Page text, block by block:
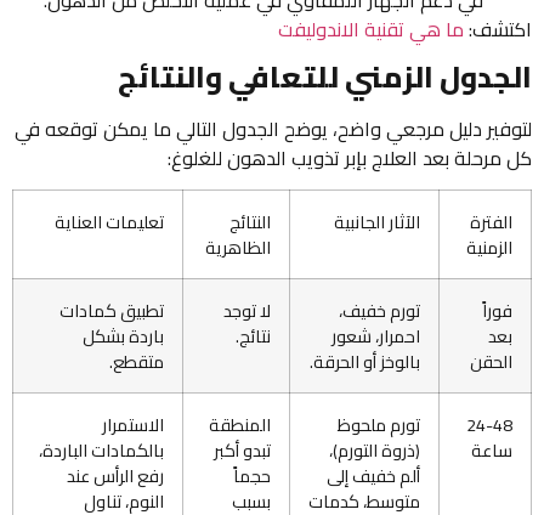
اكتشف:ما هي تقنية الاندوليفت
الجدول الزمني للتعافي والنتائج
لتوفير دليل مرجعي واضح، يوضح الجدول التالي ما يمكن توقعه في
كل مرحلة بعد العلاج بإبر تذويب الدهون للغلوغ:
الفترة
الزمنية
الآثار الجانبية النتائج
الظاهرية
تعليمات العناية
فوراً
بعد
الحقن
تورم خفيف،
احمرار، شعور
بالوخز أو الحرقة.
لا توجد
نتائج.
تطبيق كمادات
باردة بشكل
متقطع.
24-48
ساعة
تورم ملحوظ
(ذروة التورم)،
ألم خفيف إلى
متوسط، كدمات
المنطقة
تبدو أكبر
حجماً
بسبب
الاستمرار
بالكمادات الباردة،
رفع الرأس عند
النوم، تناول